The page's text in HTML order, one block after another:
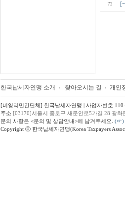
72
한국납세자연맹 소개 찾아오시는 길 개인
[비영리민간단체] 한국납세자연맹 | 사업자번호
주소 [03170]서울시 종로구 새문안로5가길 28 광화
문의 사항은 <문의 및 상담안내>에 남겨주세요. (☞)
Copyright ⓒ 한국납세자연맹(Korea Taxpayers